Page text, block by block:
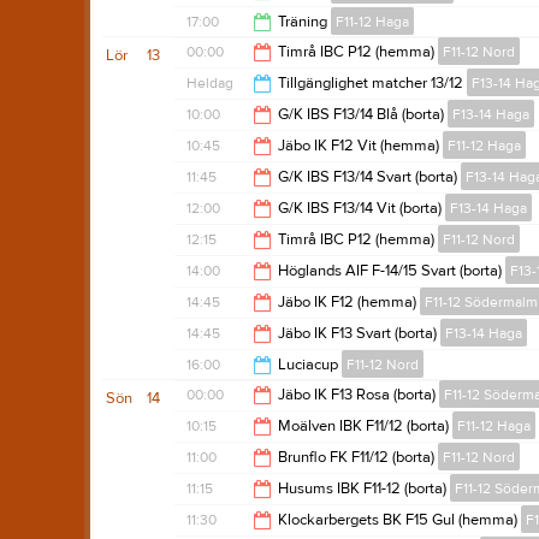
18:00
18:15
17:00 Träning F11-12 Haga
18:30
13
Lör 00:00 Timrå IBC P12 (hemma) F11-12 Nord
02:00
Heldag Tillgänglighet matcher 13/12 F13-14
10:00
G/K IBS F13/14 Blå (borta) F13-14 Haga
11:00
10:45 Jäbo IK F12 Vit (hemma) F11-12 Haga
12:45
11:45 G/K IBS F13/14 Svart (borta) F13-14
13:00
12:00 G/K IBS F13/14 Vit (borta) F13-14 Haga
13:00
12:15 Timrå IBC P12 (hemma) F11-12 Nord
14:15
14:00 Höglands AIF F-14/15 Svart (borta)
15:00
14:45 Jäbo IK F12 (hemma) F11-12 Södermalm
16:45
14:45 Jäbo IK F13 Svart (borta) F13-14 Haga
16:00
16:00 Luciacup F11-12 Nord
19:00
14
Sön 00:00 Jäbo IK F13 Rosa (borta) F11-12
02:00
10:15 Moälven IBK F11/12 (borta) F11-12 Haga
12:15
11:00 Brunflo FK F11/12 (borta) F11-12 Nord
13:00
11:15 Husums IBK F11-12 (borta) F11-12
11:30 Klockarbergets BK F15 Gul (hemma)